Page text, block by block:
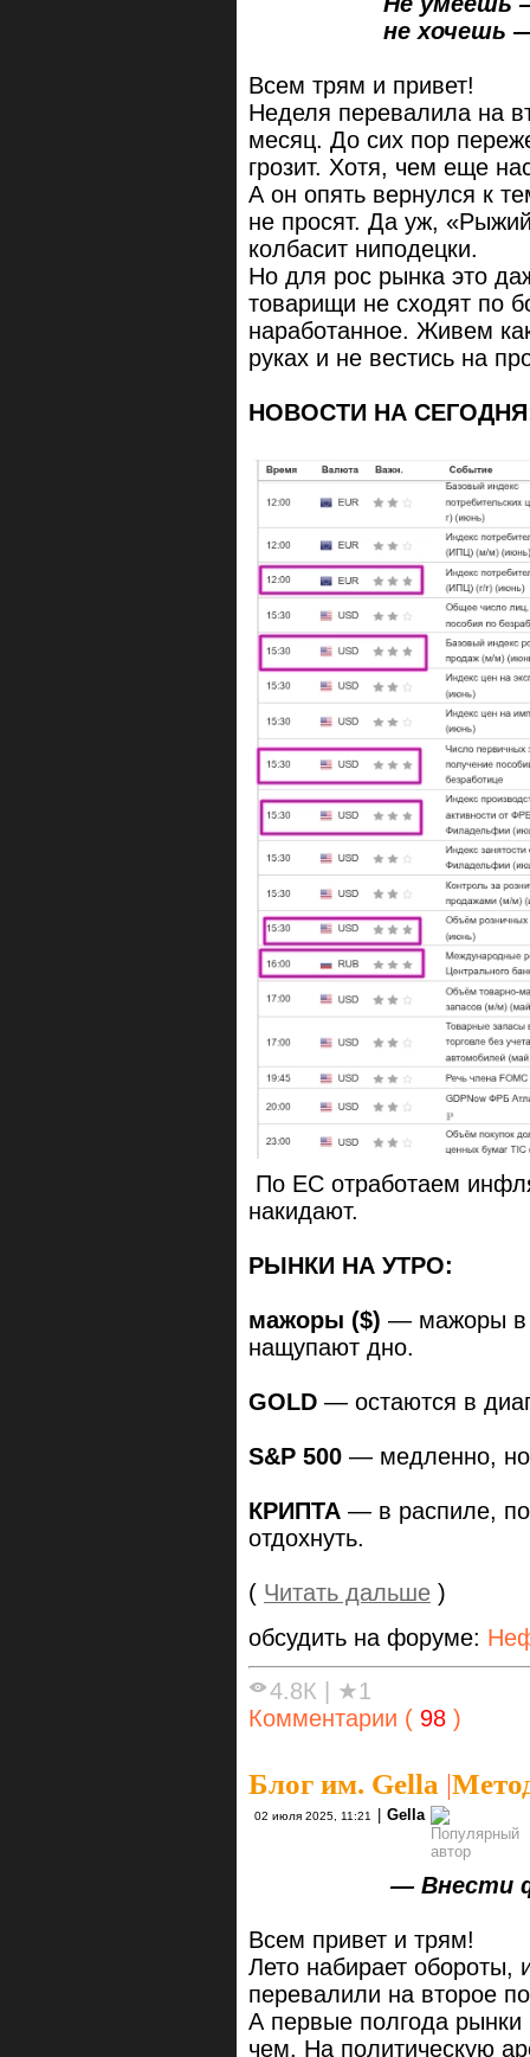
не хочешь —
Всем трям и привет!
Неделя перевалила на
месяц. До сих пор
грозит. Хотя, чем еще
А он опять вернулся к
не просят. Да уж,
колбасит ниподецки.
Но для рос рынка это
товарищи не сходят по
наработанное. Живем
руках и не вестись на
НОВОСТИ НА
По ЕС отработаем
накидают.
РЫНКИ НА УТРО:
мажоры ($) — мажоры в
нащупают дно.
GOLD — остаются в
S&P 500 — медленно, но
КРИПТА — в распиле,
отдохнуть.
( Читать дальше )
обсудить на форуме:
4.8К
★1
Комментарии ( 98 )
Блог им. Gella |
02 июля 2025, 11:21 Gella
— Внести
Всем привет и трям!
Лето набирает обороты,
перевалили на второе
А первые полгода
чем. На политическую